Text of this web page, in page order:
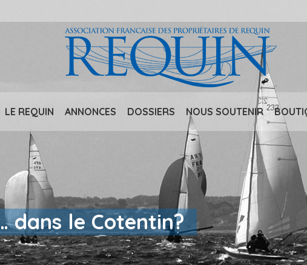
LE REQUIN ANNONCES DOSSIERS NOUS SOUTENIR
dans le Cotentin?